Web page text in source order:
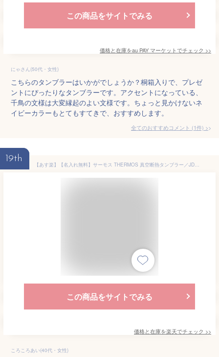
この商品をサイトでみる
価格と在庫をau PAY マーケットでチェック >>
にゃさん(50代・女性)
こちらのタンブラーはいかがでしょうか？桐箱入りで、プレゼ
ントにぴったりなタンブラーです。アクセントになっている、
千鳥の文様は大変縁起のよい文様です。ちょっと見かけないネ
イビーカラーもとてもすてきで、おすすめします。
全てのおすすめコメント (1件) >
19th
【あす楽】【名入れ無料】サーモス THERMOS 真空断熱タンブラー／JDM-420（保冷保温 魔法瓶構造 二重構造 名入れタンブラー 名入れギフト 名入れカップ オリジナル ステンレスタンブラー 父の日タンブラー）
この商品をサイトでみる
価格と在庫を楽天でチェック >>
ころころあい(40代・女性)